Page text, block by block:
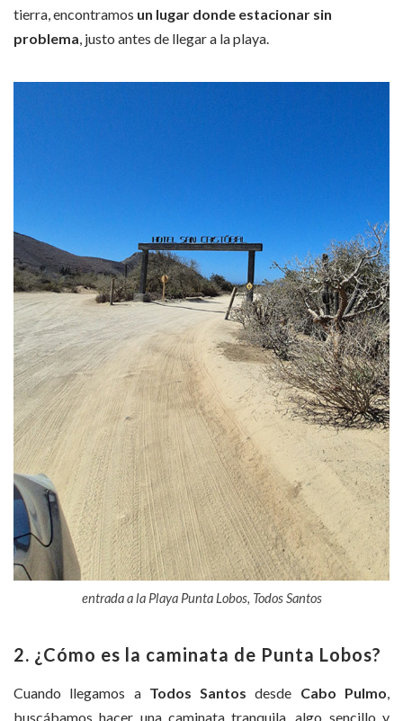
tierra, encontramos un lugar donde estacionar sin
problema, justo antes de llegar a la playa.
entrada a la Playa Punta Lobos, Todos Santos
2. ¿Cómo es la caminata de Punta Lobos?
Cuando llegamos a Todos Santos desde Cabo Pulmo,
buscábamos hacer una caminata tranquila, algo sencillo y